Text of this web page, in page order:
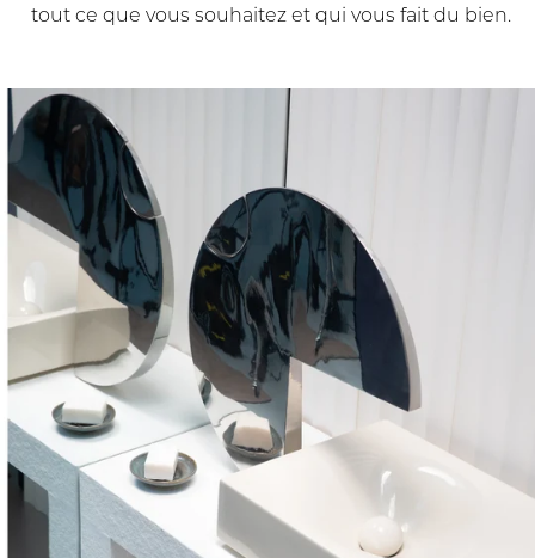
tout ce que vous souhaitez et qui vous fait du bien.